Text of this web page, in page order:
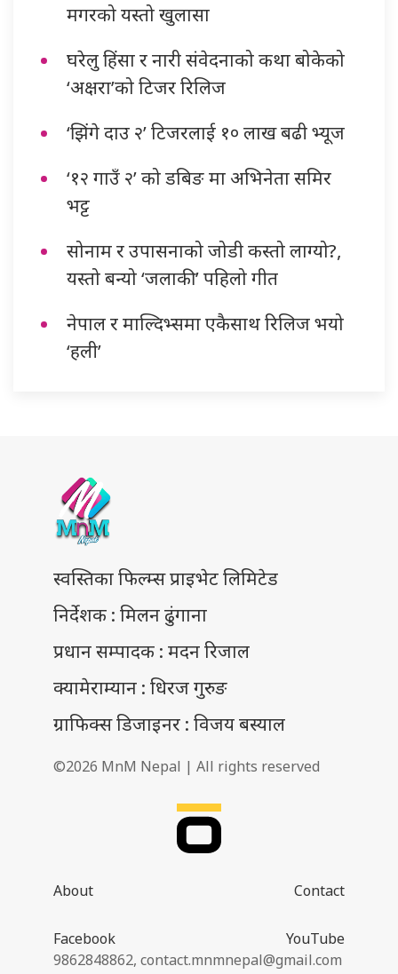
मगरको यस्तो खुलासा
घरेलु हिंसा र नारी संवेदनाको कथा बोकेको
‘अक्षरा’को टिजर रिलिज
‘झिंगे दाउ २’ टिजरलाई १० लाख बढी भ्यूज
‘१२ गाउँ २’ को डबिङ मा अभिनेता समिर
भट्ट
सोनाम र उपासनाको जोडी कस्तो लाग्यो?,
यस्तो बन्यो ‘जलाकी’ पहिलो गीत
नेपाल र माल्दिभ्समा एकैसाथ रिलिज भयो
‘हली’
स्वस्तिका फिल्म्स प्राइभेट लिमिटेड
निर्देशक : मिलन ढुंगाना
प्रधान सम्पादक : मदन रिजाल
क्यामेराम्यान : धिरज गुरुङ
ग्राफिक्स डिजाइनर : विजय बस्याल
©2026 MnM Nepal | All rights reserved
About Contact
Facebook
YouTube
9862848862, contact.mnmnepal@gmail.com